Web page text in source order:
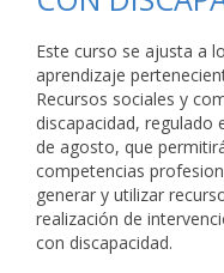
Este curso se ajusta a
aprendizaje
Recursos sociales y
discapacidad, regulado
de agosto, que
competencias
generar y utilizar
realización de
con discapacidad.